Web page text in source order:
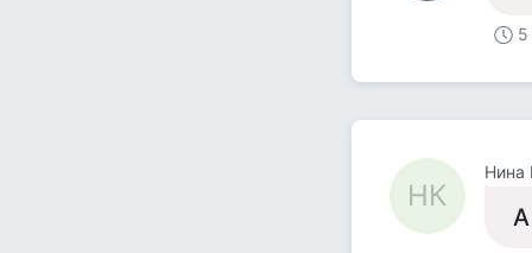
5
НК
Нина
А